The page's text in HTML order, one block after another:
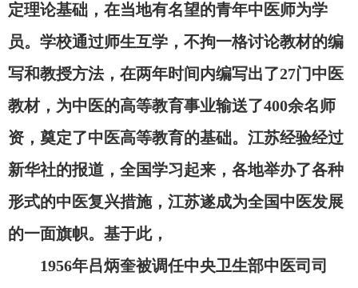
定理论基础，在当地有名望的青年中医师为学
员。学校通过师生互学，不拘一格讨论教材的编
写和教授方法，在两年时间内编写出了27门中医
教材，为中医的高等教育事业输送了400余名师
资，奠定了中医高等教育的基础。江苏经验经过
新华社的报道，全国学习起来，各地举办了各种
形式的中医复兴措施，江苏遂成为全国中医发展
的一面旗帜。基于此，
1956年吕炳奎被调任中央卫生部中医司司